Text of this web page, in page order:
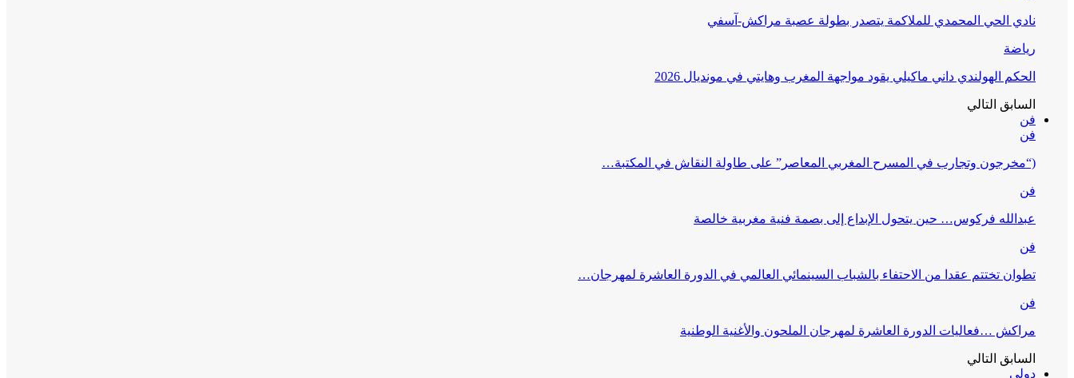
نادي الحي المحمدي للملاكمة يتصدر بطولة عصبة مراكش-آسفي
رياضة
الحكم الهولندي داني ماكيلي يقود مواجهة المغرب وهايتي في مونديال 2026
السابق التالي
فن
فن
(“مخرجون وتجارب في المسرح المغربي المعاصر” على طاولة النقاش في المكتبة…
فن
عبدالله فركوس… حين يتحول الإبداع إلى بصمة فنية مغربية خالصة
فن
تطوان تختتم عقدا من الاحتفاء بالشباب السينمائي العالمي في الدورة العاشرة لمهرجان…
فن
مراكش …فعاليات الدورة العاشرة لمهرجان الملحون والأغنية الوطنية
السابق التالي
دولي